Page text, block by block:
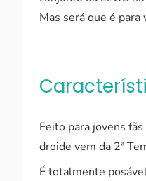
Mas será que é para
Feito para jovens
droide vem da 2ª
É totalmente